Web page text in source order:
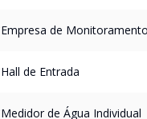
Empresa de Monitoramento
Hall de Entrada
Medidor de Água Individual